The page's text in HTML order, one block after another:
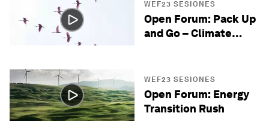
WEF23 SESIONES
Open Forum: Pack Up
and Go – Climate
WEF23 SESIONES
Open Forum: Energy
Transition Rush